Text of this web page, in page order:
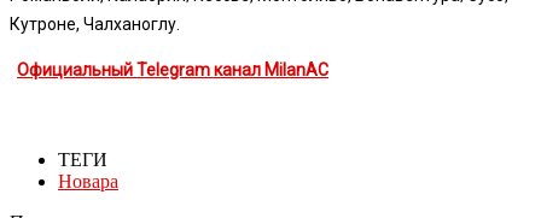
Кутроне, Чалханоглу.
Официальный Telegram канал MilanAC
ТЕГИ
Новара